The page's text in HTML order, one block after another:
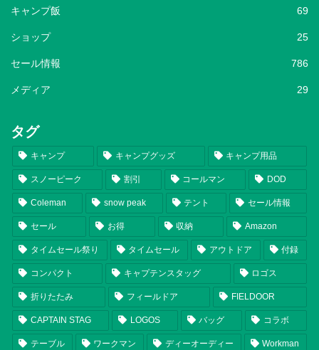
キャンプ飯 69
ショップ 25
セール情報 786
メディア 29
タグ
キャンプ キャンプグッズ キャンプ用品
スノーピーク 割引 コールマン DOD
Coleman snow peak テント セール情報
セール お得 収納 Amazon
タイムセール祭り タイムセール アウトドア 付録
コンパクト キャプテンスタッグ ロゴス
折りたたみ フィールドア FIELDOOR
CAPTAIN STAG LOGOS バッグ コラボ
テーブル ワークマン ディーオーディー Workman